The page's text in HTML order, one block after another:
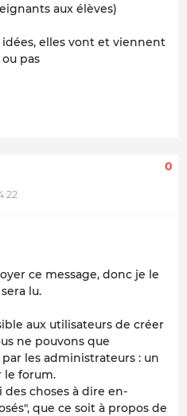
aux élèves)
idées, elles vont et viennent
pas
0
ce message, donc je le
lu.
aux utilisateurs de créer
ne pouvons que
les administrateurs : un
le forum.
des choses à dire en-
que ce soit à propos de